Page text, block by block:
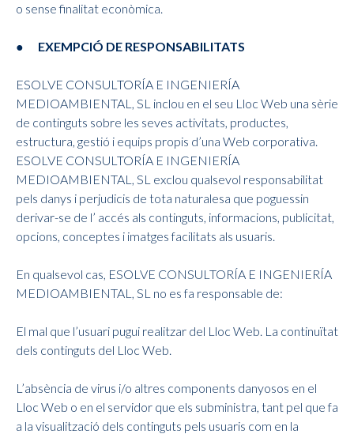
o sense finalitat econòmica.
● EXEMPCIÓ DE RESPONSABILITATS
ESOLVE CONSULTORÍA E INGENIERÍA
MEDIOAMBIENTAL, SL inclou en el seu Lloc Web una sèrie
de continguts sobre les seves activitats, productes,
estructura, gestió i equips propis d’una Web corporativa.
ESOLVE CONSULTORÍA E INGENIERÍA
MEDIOAMBIENTAL, SL exclou qualsevol responsabilitat
pels danys i perjudicis de tota naturalesa que poguessin
derivar-se de l’ accés als continguts, informacions, publicitat,
opcions, conceptes i imatges facilitats als usuaris.
En qualsevol cas, ESOLVE CONSULTORÍA E INGENIERÍA
MEDIOAMBIENTAL, SL no es fa responsable de:
El mal que l’usuari pugui realitzar del Lloc Web. La continuïtat
dels continguts del Lloc Web.
L’absència de virus i/o altres components danyosos en el
Lloc Web o en el servidor que els subministra, tant pel que fa
a la visualització dels continguts pels usuaris com en la